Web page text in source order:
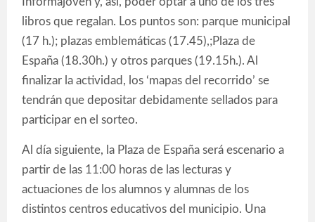
libros que regalan. Los puntos son: parque municipal
(17 h.); plazas emblemáticas (17.45),;Plaza de
España (18.30h.) y otros parques (19.15h.). Al
finalizar la actividad, los ‘mapas del recorrido’ se
tendrán que depositar debidamente sellados para
participar en el sorteo.
Al día siguiente, la Plaza de España será escenario a
partir de las 11:00 horas de las lecturas y
actuaciones de los alumnos y alumnas de los
distintos centros educativos del municipio. Una